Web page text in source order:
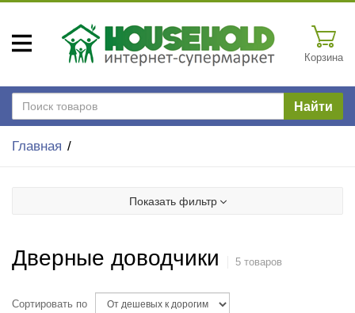
Корзина
Найти
Главная
Показать фильтр
Дверные доводчики 5 товаров
Сортировать по